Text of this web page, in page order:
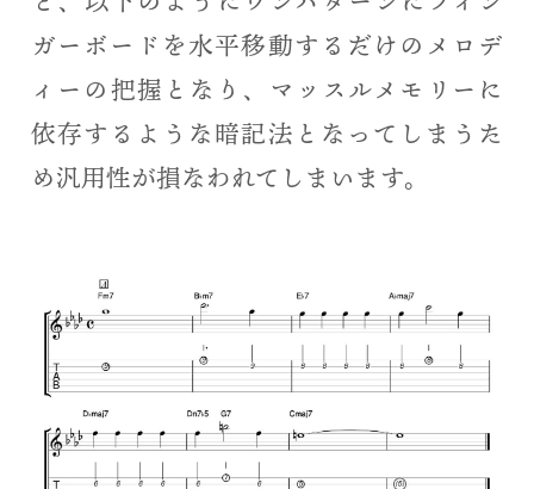
ガーボードを水平移動するだけのメロデ
ィーの把握となり、マッスルメモリーに
依存するような暗記法となってしまうた
め汎用性が損なわれてしまいます。